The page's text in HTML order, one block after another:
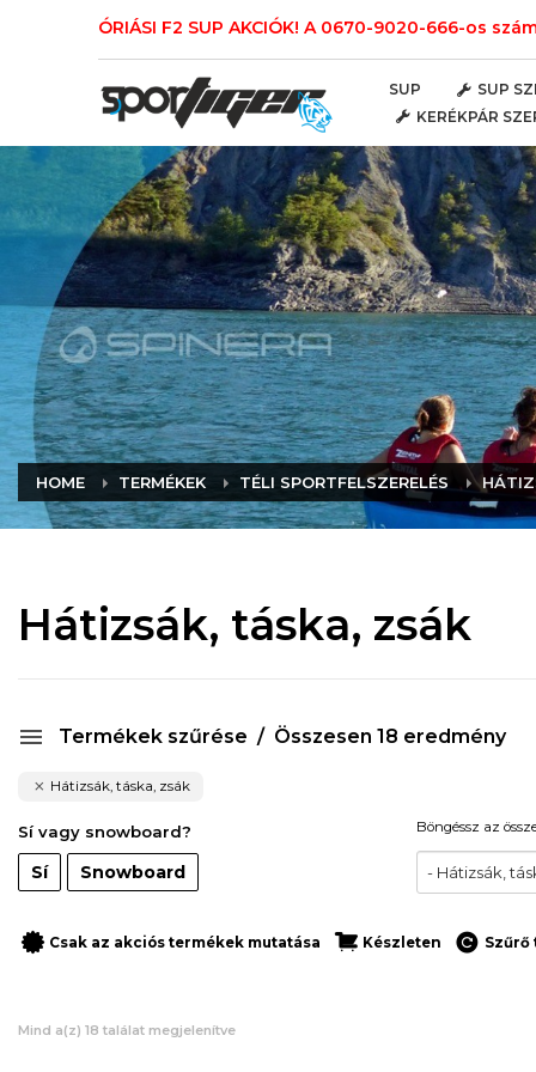
ÓRIÁSI F2 SUP AKCIÓK! A 0670-9020-666-os
SUP SUP
KERÉKPÁR
HOME TERMÉKEK TÉLI SPORTFELSZERELÉS
Hátizsák, táska, zsák
Termékek szűrése Összesen 18 eredmény
Hátizsák, táska, zsák
Sí vagy snowboard?
Sí Snowboard
Böngéssz az
- Hátizsák,
Csak az akciós termékek mutatása Készleten Szűrő
Mind a(z) 18 találat megjelenítve